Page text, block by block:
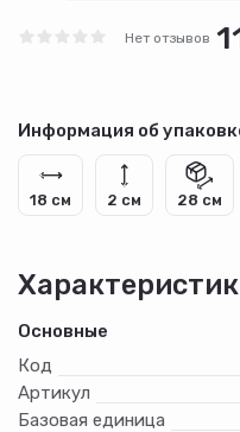
Нет отзывов
Информация об
18 см 2 см 28 см
Основные
Код
Артикул
Базовая единица